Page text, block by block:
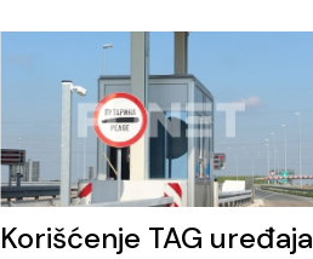
Korišćenje TAG uređaja